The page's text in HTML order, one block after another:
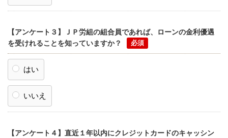
【アンケート３】ＪＰ労組の組合員であれば、ローンの金利優遇
を受けれることを知っていますか？
はい
いいえ
【アンケート４】直近１年以内にクレジットカードのキャッシン